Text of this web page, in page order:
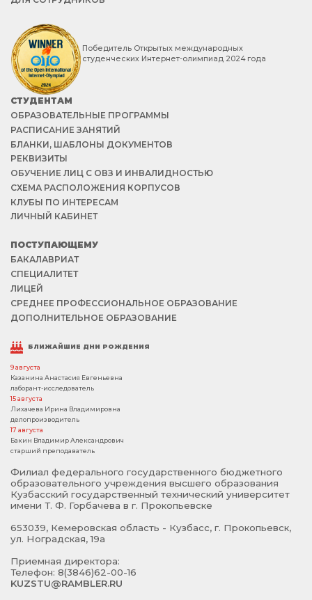
Победитель Открытых международных
студенческих Интернет-олимпиад 2024 года
СТУДЕНТАМ
ОБРАЗОВАТЕЛЬНЫЕ ПРОГРАММЫ
РАСПИСАНИЕ ЗАНЯТИЙ
БЛАНКИ, ШАБЛОНЫ ДОКУМЕНТОВ
РЕКВИЗИТЫ
ОБУЧЕНИЕ ЛИЦ С ОВЗ И ИНВАЛИДНОСТЬЮ
СХЕМА РАСПОЛОЖЕНИЯ КОРПУСОВ
КЛУБЫ ПО ИНТЕРЕСАМ
ЛИЧНЫЙ КАБИНЕТ
ПОСТУПАЮЩЕМУ
БАКАЛАВРИАТ
СПЕЦИАЛИТЕТ
ЛИЦЕЙ
СРЕДНЕЕ ПРОФЕССИОНАЛЬНОЕ ОБРАЗОВАНИЕ
ДОПОЛНИТЕЛЬНОЕ ОБРАЗОВАНИЕ
БЛИЖАЙШИЕ ДНИ РОЖДЕНИЯ
9 августа
Казанина Анастасия Евгеньевна
лаборант-исследователь
15 августа
Лихачева Ирина Владимировна
делопроизводитель
17 августа
Бакин Владимир Александрович
старший преподаватель
Филиал федерального государственного бюджетного
образовательного учреждения высшего образования
Кузбасский государственный технический университет
имени Т. Ф. Горбачева в г. Прокопьевске
653039, Кемеровская область - Кузбасс, г. Прокопьевск,
ул. Ноградская, 19а
Приемная директора:
Телефон: 8(3846)62-00-16
KUZSTU@RAMBLER.RU